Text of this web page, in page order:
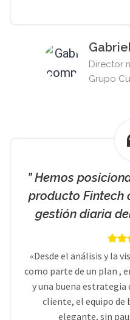
Director
Grupo
” Hemos
producto Fintech
gestión diaria
«Desde el análisis y la
como parte de un plan ,
y una buena estrategia
cliente, el equipo de
elegante, sin